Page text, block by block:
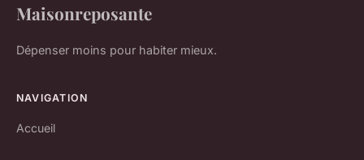
Maisonreposante
Dépenser moins pour habiter mieux.
NAVIGATION
Accueil